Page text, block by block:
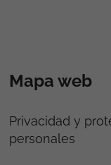
Mapa web
Privacidad y
personales